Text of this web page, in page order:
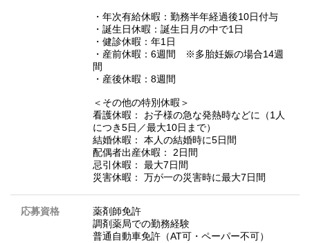
・年次有給休暇：勤務半年経過後10日付与
・誕生日休暇：誕生日月の中で1日
・健診休暇：年1日
・産前休暇：6週間 ※多胎妊娠の場合14週
間
・産後休暇：8週間
＜その他の特別休暇＞
看護休暇： お子様の急な発熱時などに（1人
につき5日／最大10日まで）
結婚休暇： 本人の結婚時に5日間
配偶者出産休暇： 2日間
忌引休暇： 最大7日間
災害休暇： 万が一の災害時に最大7日間
応募資格
薬剤師免許
調剤薬局での勤務経験
普通自動車免許（AT可・ペーパー不可）